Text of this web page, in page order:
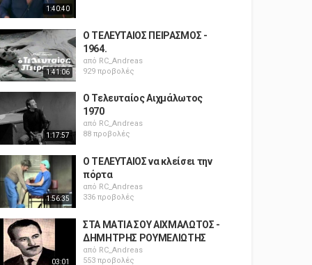
1:40:40
1:41:06
Ο ΤΕΛΕΥΤΑΙΟΣ ΠΕΙΡΑΣΜΟΣ -
1964.
από RC_Andreas
929 προβολές
1:17:57
Ο Τελευταίος Αιχμάλωτος
1970
από RC_Andreas
88 προβολές
1:56:35
Ο ΤΕΛΕΥΤΑΙΟΣ να κλείσει την
πόρτα
από RC_Andreas
336 προβολές
03:01
ΣΤΑ ΜΑΤΙΑ ΣΟΥ ΑΙΧΜΑΛΩΤΟΣ -
ΔΗΜΗΤΡΗΣ ΡΟΥΜΕΛΙΩΤΗΣ
από RC_Andreas
553 προβολές